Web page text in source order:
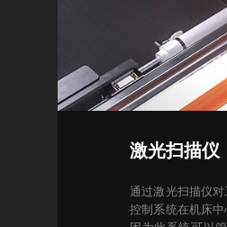
激光扫描仪
通过激光扫描仪
控制系统在机床